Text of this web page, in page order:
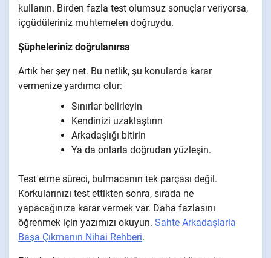
kullanın. Birden fazla test olumsuz sonuçlar veriyorsa,
içgüdüleriniz muhtemelen doğruydu.
Şüpheleriniz doğrulanırsa
Artık her şey net. Bu netlik, şu konularda karar
vermenize yardımcı olur:
Sınırlar belirleyin
Kendinizi uzaklaştırın
Arkadaşlığı bitirin
Ya da onlarla doğrudan yüzleşin.
Test etme süreci, bulmacanın tek parçası değil.
Korkularınızı test ettikten sonra, sırada ne
yapacağınıza karar vermek var. Daha fazlasını
öğrenmek için yazımızı okuyun. Sahte Arkadaşlarla
Başa Çıkmanın Nihai Rehberi.